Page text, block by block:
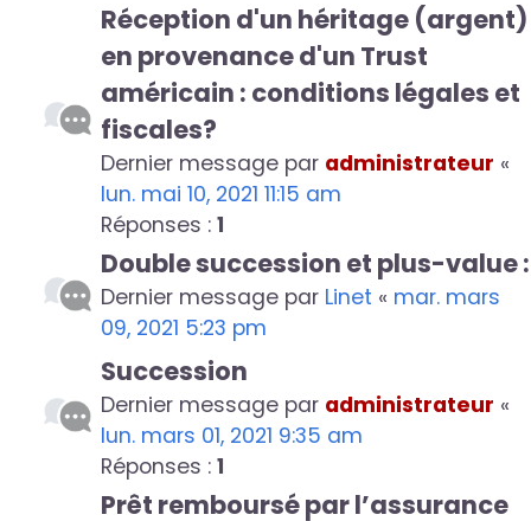
Réception d'un héritage (argent)
en provenance d'un Trust
américain : conditions légales et
fiscales?
Dernier message par administrateur «
lun. mai 10, 2021 11:15 am
Réponses : 1
Double succession et plus-value :
Dernier message par Linet « mar. mars
09, 2021 5:23 pm
Succession
Dernier message par administrateur «
lun. mars 01, 2021 9:35 am
Réponses : 1
Prêt remboursé par l’assurance